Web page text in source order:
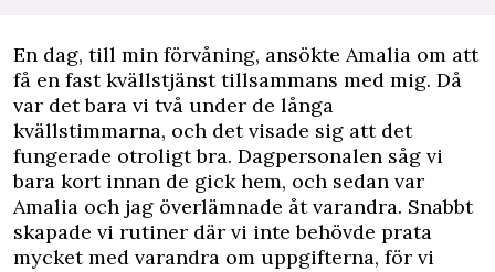
En dag, till min förvåning, ansökte Amalia om att
få en fast kvällstjänst tillsammans med mig. Då
var det bara vi två under de långa
kvällstimmarna, och det visade sig att det
fungerade otroligt bra. Dagpersonalen såg vi
bara kort innan de gick hem, och sedan var
Amalia och jag överlämnade åt varandra. Snabbt
skapade vi rutiner där vi inte behövde prata
mycket med varandra om uppgifterna, för vi